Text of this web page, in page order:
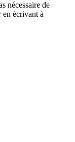
nécessaire de
écrivant à